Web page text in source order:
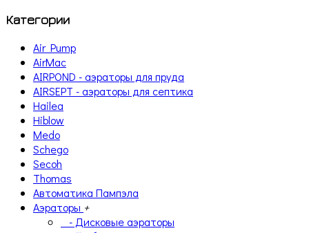
Категории
Air Pump
AirMac
AIRPOND - аэраторы для пруда
AIRSEPT - аэраторы для септика
Hailea
Hiblow
Medo
Schego
Secoh
Thomas
Автоматика Пампэла
Аэраторы +
- Дисковые аэраторы